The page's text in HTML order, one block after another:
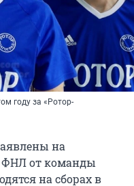
году за «Ротор-
на
ФНЛ от команды
на сборах в